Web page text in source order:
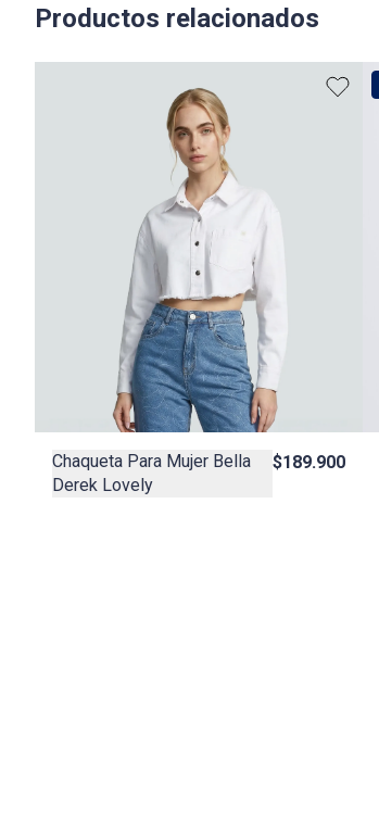
Productos relacionados
Chaqueta Para Mujer Bella
Derek Lovely
$189.900